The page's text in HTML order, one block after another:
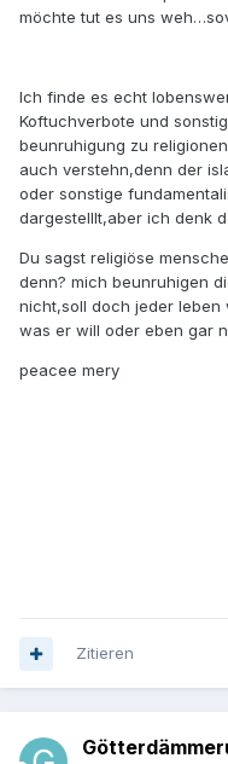
möchte tut es uns
Ich finde es echt
Koftuchverbote und
beunruhigung zu
auch verstehn,denn der
oder sonstige
dargestelllt,aber ich denk
Du sagst religiöse
denn? mich beunruhigen
nicht,soll doch jeder
was er will oder eben gar
peacee mery
Zitieren